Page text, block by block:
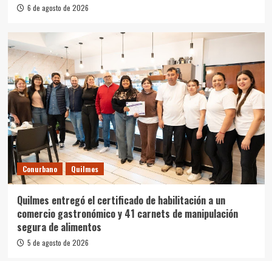
6 de agosto de 2026
Conurbano Quilmes
Quilmes entregó el certificado de habilitación a un
comercio gastronómico y 41 carnets de manipulación
segura de alimentos
5 de agosto de 2026